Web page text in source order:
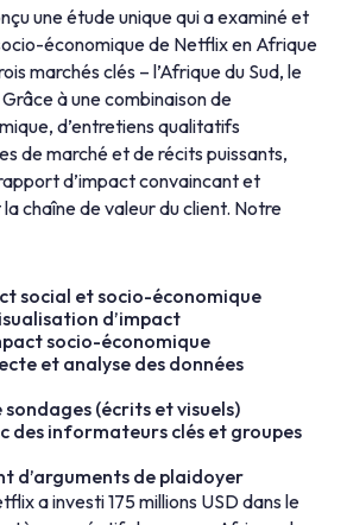
une étude unique qui a examiné et
économique de Netflix en Afrique
marchés clés – l’Afrique du Sud, le
à une combinaison de
d’entretiens qualitatifs
de marché et de récits puissants,
d’impact convaincant et
chaîne de valeur du client. Notre
social et socio-économique
d’impact
socio-économique
et analyse des données
(écrits et visuels)
des informateurs clés et groupes
d’arguments de plaidoyer
a investi 175 millions USD dans le